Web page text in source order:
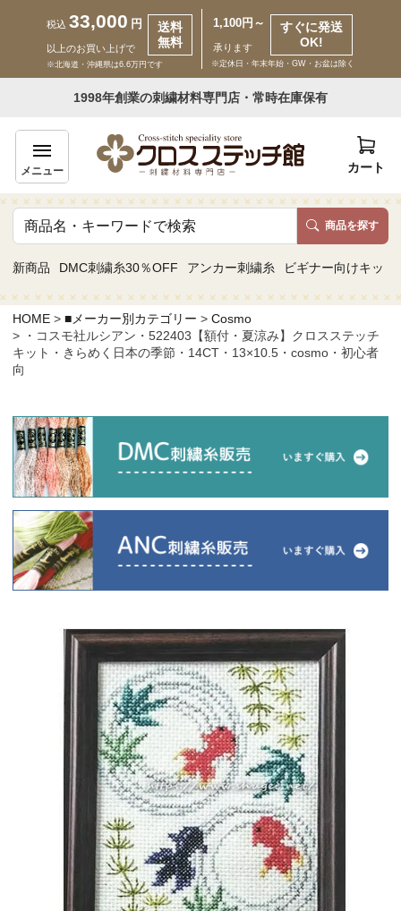
税込 33,000 円
以上のお買い上げで
送料
無料
※北海道・沖縄県は6.6万円です
1,100円～
承ります
すぐに発送
OK!
※定休日・年末年始・GW・お盆は除く
1998年創業の刺繍材料専門店・常時在庫保有
メニュー カート
商品を探す
新商品 DMC刺繍糸30％OFF アンカー刺繍糸 ビギナー向けキット
いらっしゃいませ ゲスト 様
商品一覧
カテゴリーから探す
取り扱いブランドから探す
当店について
よくあるご質問
ご利用ガイド
返品特約について
新規会員登録
会員規約について
特定商取引法について
個人情報取り扱いについて
閉じる
HOME ■メーカー別カテゴリー
Cosmo
・コスモ社ルシアン・522403【額付・夏涼み】クロスステッチ
キット・きらめく日本の季節・14CT・13×10.5・cosmo・初心者
向